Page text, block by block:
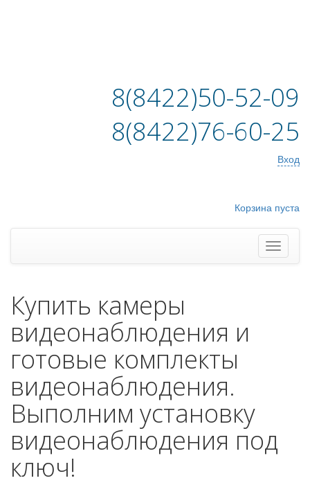
8(8422)50-52-09
8(8422)76-60-25
Вход
Корзина пуста
Купить камеры
видеонаблюдения и
готовые комплекты
видеонаблюдения.
Выполним установку
видеонаблюдения под
ключ!